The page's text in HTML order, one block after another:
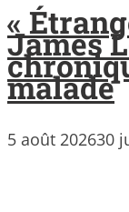
«
James
malade
5 août 202630